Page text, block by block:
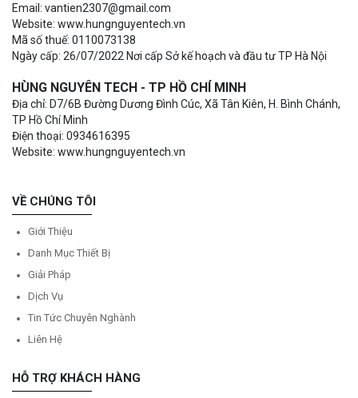
Email: vantien2307@gmail.com
Website: www.hungnguyentech.vn
Mã số thuế: 0110073138
Ngày cấp: 26/07/2022 Nơi cấp Sở kế hoạch và đầu tư TP Hà Nội
HÙNG NGUYÊN TECH - TP HỒ CHÍ MINH
Địa chỉ: D7/6B Đường Dương Đình Cúc, Xã Tân Kiên, H. Bình Chánh,
TP Hồ Chí Minh
Điện thoại: 0934616395
Website: www.hungnguyentech.vn
VỀ CHÚNG TÔI
Giới Thiệu
Danh Mục Thiết Bị
Giải Pháp
Dịch Vụ
Tin Tức Chuyên Nghành
Liên Hệ
HỖ TRỢ KHÁCH HÀNG